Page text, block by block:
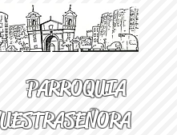
PARROQUIA
SEÑORA